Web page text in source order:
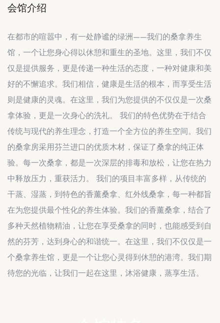
会馆介绍
在都市的喧嚣中，有一处静谧的绿洲——我们的桑拿养生
馆，一个让您身心得以休憩和重生的圣地。这里，我们不仅
仅是提供服务，更是传递一种生活的态度，一种对健康和美
好的不懈追求。我们相信，健康是生活的根本，而享受生活
则是健康的灵魂。在这里，我们为您提供的不仅仅是一次桑
拿体验，更是一次身心的洗礼。 我们的特色优势在于结合
传统与现代的养生理念，打造一个全方位的养生空间。我们
的桑拿房采用芬兰进口的优质木材，保证了桑拿的纯正体
验。每一次桑拿，都是一次深层的排毒和放松，让您在热力
中释放压力，重获活力。 我们的项目丰富多样，从传统的
干蒸、湿蒸，到特色的香薰桑拿、红外线桑拿，每一种都旨
在为您提供最个性化的养生体验。我们的香薰桑拿，结合了
多种天然植物精油，让您在享受桑拿的同时，也能感受到自
然的芬芳，达到身心的和谐统一。在这里，我们不仅仅是一
个桑拿养生馆，更是一个让您心灵得到休憩的港湾。我们期
待您的光临，让我们一起在这里，沐浴健康，蒸享生活。